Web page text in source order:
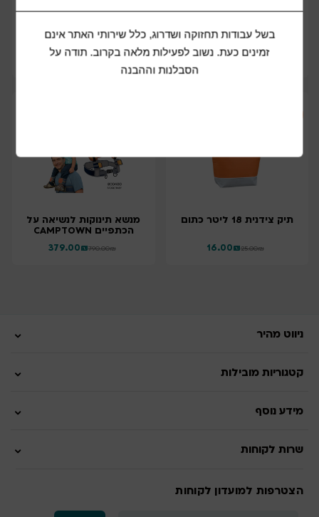
ורחיץ, קלת משקל, ונוחה
60% פחות ממזודת טרולי
₪
תיק צידנית 18 ליטר כתום
₪
16.00 ₪
25.00
מנשא תינוקות לנשיאה על
הכתפיים CAMPTOWN
₪
379.00 ₪
790.00
ניווט מהיר
קטגוריות מובילות
מידע נוסף
שרות לקוחות
הצטרפות למועדון לקוחות
בשל עבודות תחזוקה ושדרוג, כלל שירותי האתר אינם
זמינים כעת. נשוב לפעילות מלאה בקרוב. תודה על
הסבלנות וההבנה